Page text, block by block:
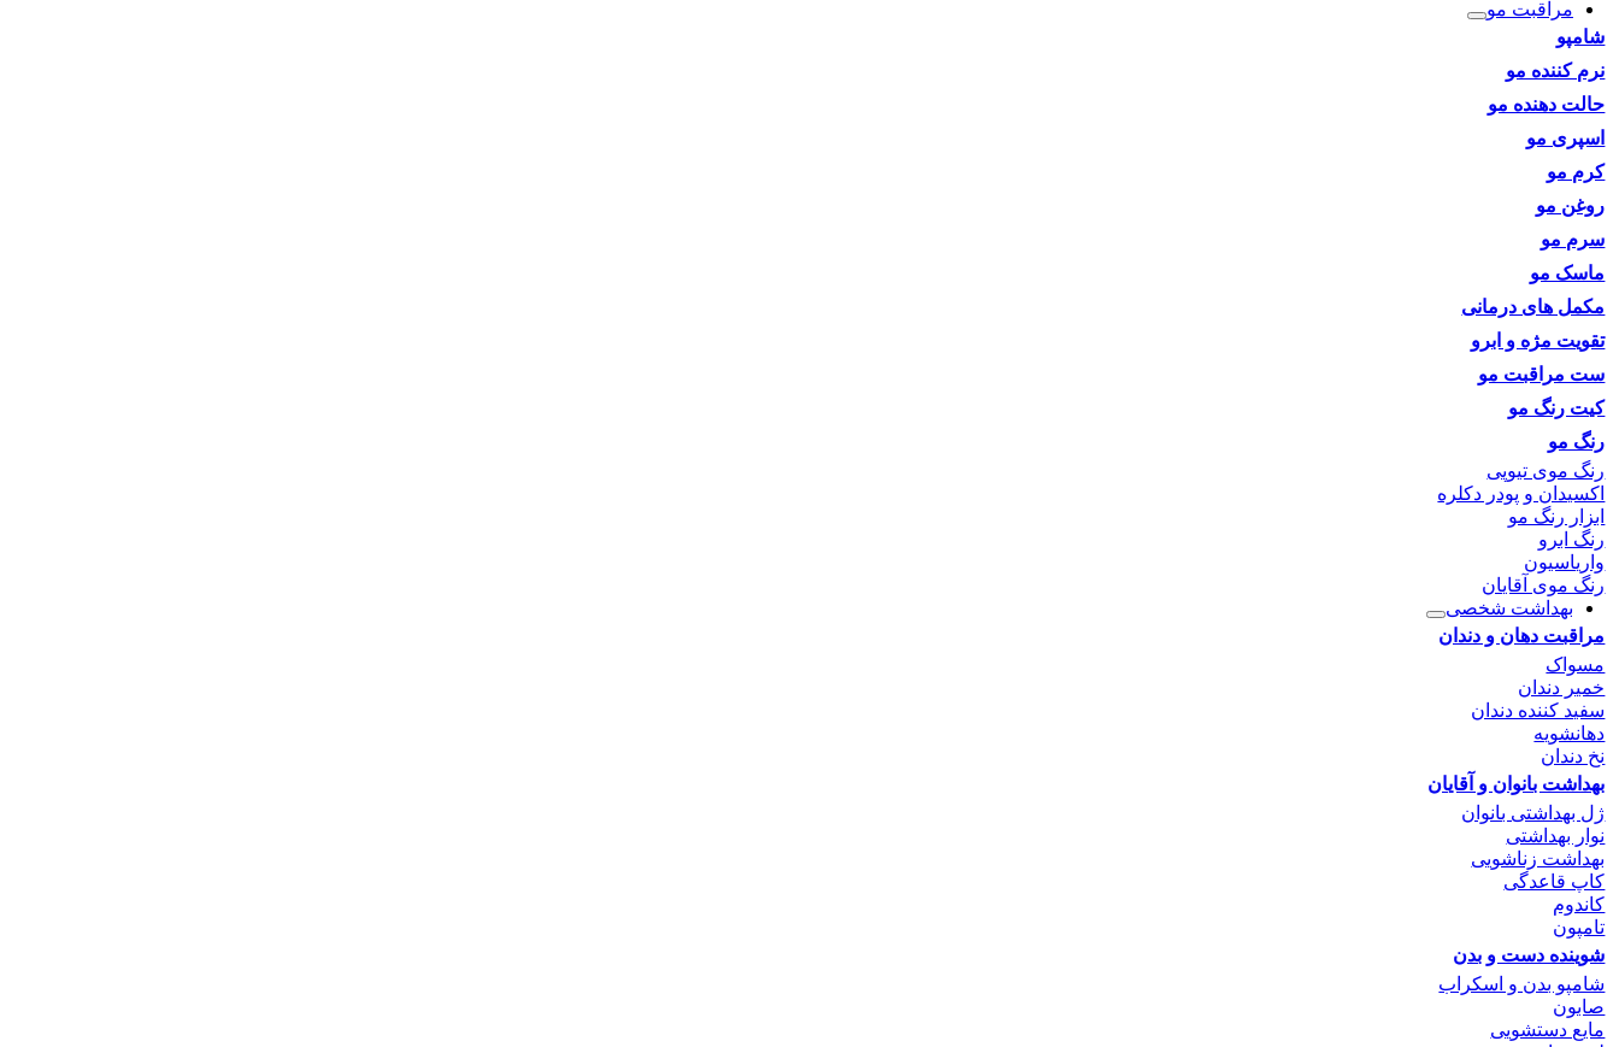
مراقبت مو
شامپو
نرم کننده مو
حالت دهنده مو
اسپری مو
کرم مو
روغن مو
سرم مو
ماسک مو
مکمل های درمانی
تقویت مژه و ابرو
ست مراقبت مو
کیت رنگ مو
رنگ مو
رنگ موی تیوپی
اکسیدان و پودر دکلره
ابزار رنگ مو
رنگ ابرو
واریاسیون
رنگ موی آقایان
بهداشت شخصی
مراقبت دهان و دندان
مسواک
خمیر دندان
سفید کننده دندان
دهانشویه
نخ دندان
بهداشت بانوان و آقایان
ژل بهداشتی بانوان
نوار بهداشتی
بهداشت زناشویی
کاپ قاعدگی
کاندوم
تامپون
شوینده دست و بدن
شامپو بدن و اسکراب
صابون
مایع دستشویی